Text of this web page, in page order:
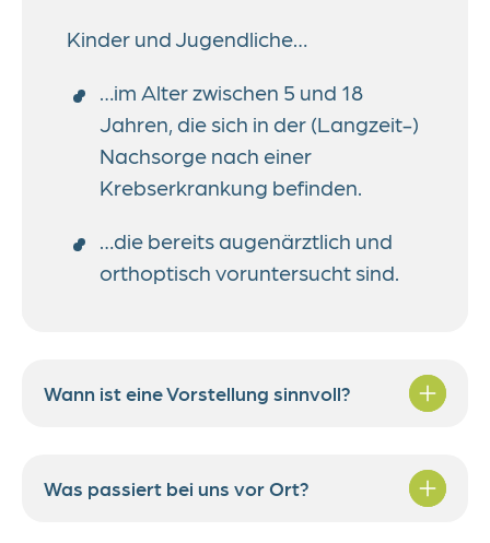
Kinder und Jugendliche…
…im Alter zwischen 5 und 18
Jahren, die sich in der (Langzeit-)
Nachsorge nach einer
Krebserkrankung befinden.
…die bereits augenärztlich und
orthoptisch voruntersucht sind.
Wann ist eine Vorstellung sinnvoll?
Überprüfung des Sehens und der
Was passiert bei uns vor Ort?